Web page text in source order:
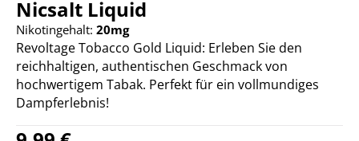
Nicsalt Liquid
Nikotingehalt: 20mg
Revoltage Tobacco Gold Liquid: Erleben Sie den
reichhaltigen, authentischen Geschmack von
hochwertigem Tabak. Perfekt für ein vollmundiges
Dampferlebnis!
Regulärer Preis: